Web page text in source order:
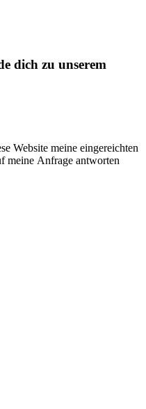
dich zu unserem
Website meine eingereichten
meine Anfrage antworten